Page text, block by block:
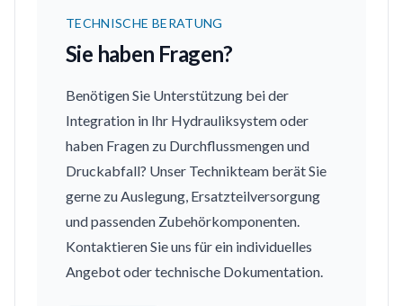
TECHNISCHE BERATUNG
Sie haben Fragen?
Benötigen Sie Unterstützung bei der
Integration in Ihr Hydrauliksystem oder
haben Fragen zu Durchflussmengen und
Druckabfall? Unser Technikteam berät Sie
gerne zu Auslegung, Ersatzteilversorgung
und passenden Zubehörkomponenten.
Kontaktieren Sie uns für ein individuelles
Angebot oder technische Dokumentation.